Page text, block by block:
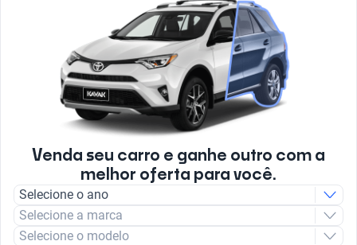
Venda seu carro e ganhe outro com a
melhor oferta para você.
Selecione o ano
Selecione a marca
Selecione o modelo